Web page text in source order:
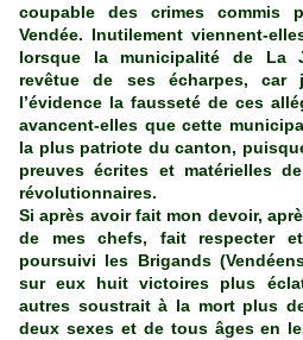
coupable des crimes commis
Vendée. Inutilement viennent-
lorsque la municipalité de La
revêtue de ses écharpes, car
l’évidence la fausseté de ces
avancent-elles que cette
la plus patriote du canton,
preuves écrites et matérielles
révolutionnaires.
Si après avoir fait mon devoir,
de mes chefs, fait respecter
poursuivi les Brigands
sur eux huit victoires plus
autres soustrait à la mort plus
deux sexes et de tous âges en